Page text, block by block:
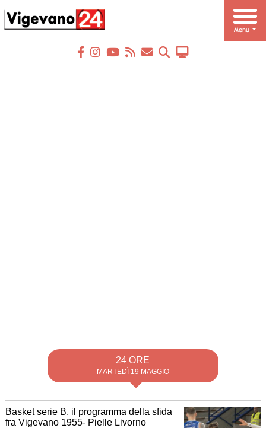
24 ORE
MARTEDÌ 19 MAGGIO
Basket serie B, il programma della sfida
fra Vigevano 1955- Pielle Livorno